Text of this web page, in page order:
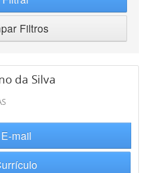
Filtros
da Silva
E-mail